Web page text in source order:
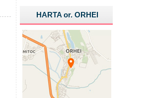
HARTA or.ORHEI